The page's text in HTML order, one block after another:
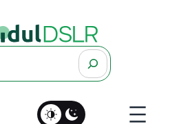
Search